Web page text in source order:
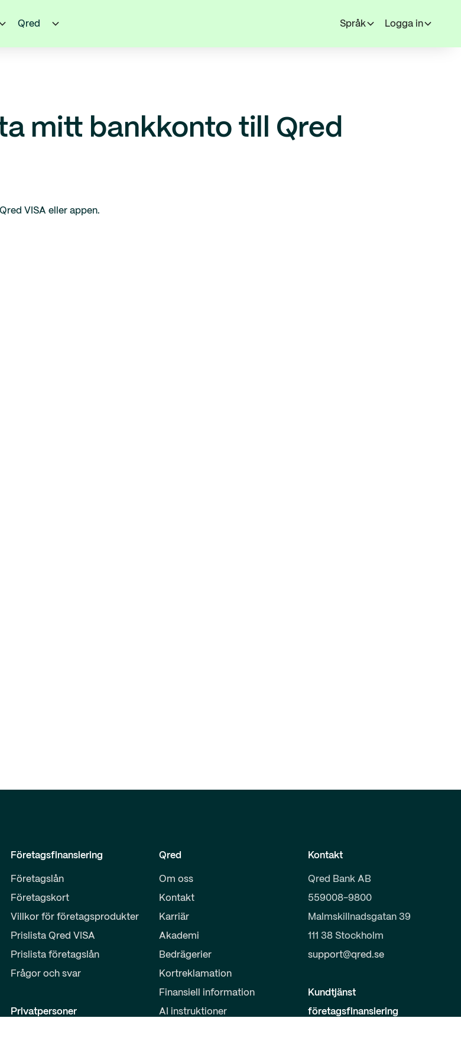
Qred Språk Logga in
mitt bankkonto till Qred
VISA eller appen.
Företagsfinansiering
Företagslån
Företagskort
Villkor för företagsprodukter
Prislista Qred VISA
Prislista företagslån
Frågor och svar
Privatpersoner
Qred
Om oss
Kontakt
Karriär
Akademi
Bedrägerier
Kortreklamation
Finansiell information
AI instruktioner
Kontakt
Qred Bank AB
559008-9800
Malmskillnadsgatan 39
111 38 Stockholm
support@qred.se
Kundtjänst
företagsfinansiering